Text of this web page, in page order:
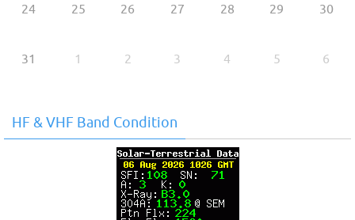
24 25 26 27 28 29 30
31 1 2 3 4 5 6
HF & VHF Band Condition